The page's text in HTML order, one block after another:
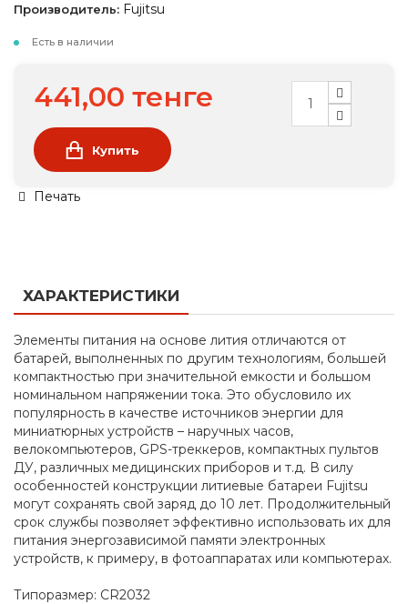
Производитель: Fujitsu
Есть в наличии
441,00 тенге
Купить
Печать
ХАРАКТЕРИСТИКИ
Элементы питания на основе лития отличаются от
батарей, выполненных по другим технологиям, большей
компактностью при значительной емкости и большом
номинальном напряжении тока. Это обусловило их
популярность в качестве источников энергии для
миниатюрных устройств – наручных часов,
велокомпьютеров, GPS-треккеров, компактных пультов
ДУ, различных медицинских приборов и т.д. В силу
особенностей конструкции литиевые батареи Fujitsu
могут сохранять свой заряд до 10 лет. Продолжительный
срок службы позволяет эффективно использовать их для
питания энергозависимой памяти электронных
устройств, к примеру, в фотоаппаратах или компьютерах.
Типоразмер: CR2032